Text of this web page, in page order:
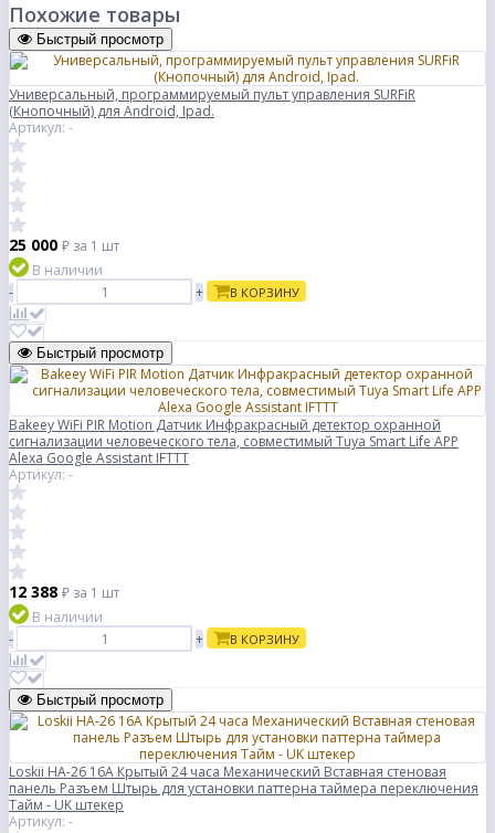
Похожие товары
Быстрый просмотр
Универсальный, программируемый пульт управления SURFiR
(Кнопочный) для Android, Ipad.
Артикул: -
25 000 ₽ за 1 шт
В наличии
-
+ В КОРЗИНУ
Быстрый просмотр
Bakeey WiFi PIR Motion Датчик Инфракрасный детектор охранной
сигнализации человеческого тела, совместимый Tuya Smart Life APP
Alexa Google Assistant IFTTT
Артикул: -
12 388 ₽ за 1 шт
В наличии
-
+ В КОРЗИНУ
Быстрый просмотр
Loskii HA-26 16A Крытый 24 часа Механический Вставная стеновая
панель Разъем Штырь для установки паттерна таймера переключения
Тайм - UK штекер
Артикул: -